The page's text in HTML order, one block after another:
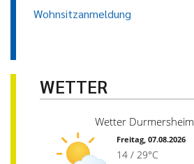
Wohnsitzanmeldung
WETTER
Wetter Durmersheim
Freitag, 07.08.2026
14 / 29°C